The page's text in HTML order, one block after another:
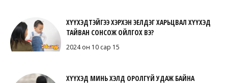
ХҮҮХЭДТЭЙГЭЭ ХЭРХЭН ЭЕЛДЭГ ХАРЬЦВАЛ ХҮҮХЭД
ТАЙВАН СОНСОЖ ОЙЛГОХ ВЭ?
2024 он 10 сар 15
ХҮҮХЭД МИНЬ ХЭЛД ОРОЛГҮЙ УДАЖ БАЙНА